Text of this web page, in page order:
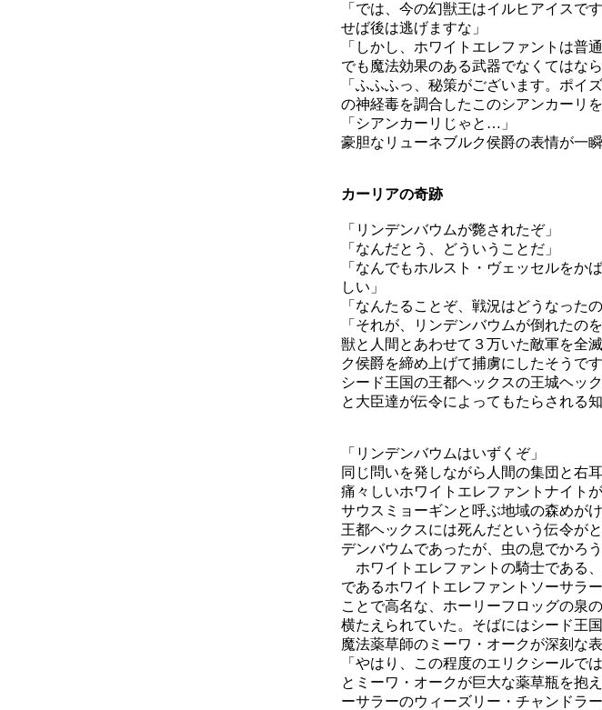
「では、今の幻獣王はイルヒアイスで
せば後は逃げますな」
「しかし、ホワイトエレファントは普
でも魔法効果のある武器でなくてはなら
「ふふふっ、秘策がございます。ポイ
の神経毒を調合したこのシアンカーリ
「シアンカーリじゃと…」
豪胆なリューネブルク侯爵の表情が一瞬
カーリアの奇跡
「リンデンバウムが斃されたぞ」
「なんだとう、どういうことだ」
「なんでもホルスト・ヴェッセルをか
しい」
「なんたることぞ、戦況はどうなったの
「それが、リンデンバウムが倒れたの
獣と人間とあわせて３万いた敵軍を全
ク侯爵を締め上げて捕虜にしたそうで
シード王国の王都ヘックスの王城ヘッ
と大臣達が伝令によってもたらされる
「リンデンバウムはいずくぞ」
同じ問いを発しながら人間の集団と右
痛々しいホワイトエレファントナイト
サウスミョーギンと呼ぶ地域の森めが
王都ヘックスには死んだという伝令が
デンバウムであったが、虫の息でかろ
ホワイトエレファントの騎士である
であるホワイトエレファントソーサラ
ことで高名な、ホーリーフロッグの泉
横たえられていた。そばにはシード王
魔法薬草師のミーワ・オークが深刻な
「やはり、この程度のエリクシールで
とミーワ・オークが巨大な薬草瓶を抱
ーサラーのウィーズリー・チャンドラ